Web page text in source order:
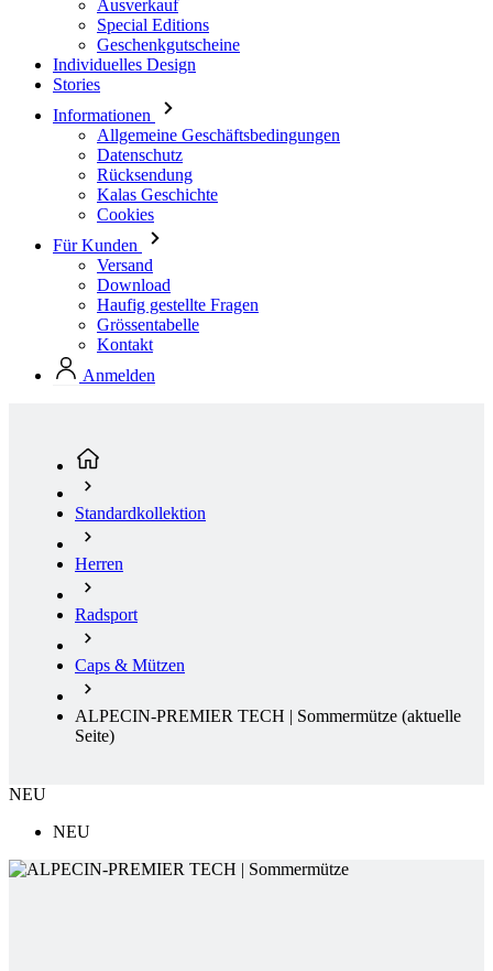
Informationen
Allgemeine Geschäftsbedingungen
Datenschutz
Rücksendung
Kalas Geschichte
Cookies
Für Kunden
Versand
Download
Haufig gestellte Fragen
Grössentabelle
Kontakt
Anmelden
Herren
Radsport
Caps & Mützen
ALPECIN-PREMIER TECH | Sommermütze
Seite)
NEU